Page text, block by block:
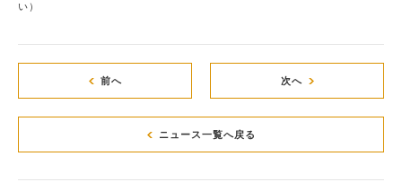
い）
前へ 次へ
ニュース一覧へ戻る